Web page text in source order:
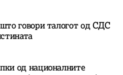
говори талогот од СДС
од националните